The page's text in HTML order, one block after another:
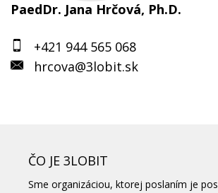
PaedDr. Jana Hrčová, Ph.D.
+421 944 565 068
hrcova@3lobit.sk
ČO JE 3LOBIT
Sme organizáciou, ktorej poslaním je